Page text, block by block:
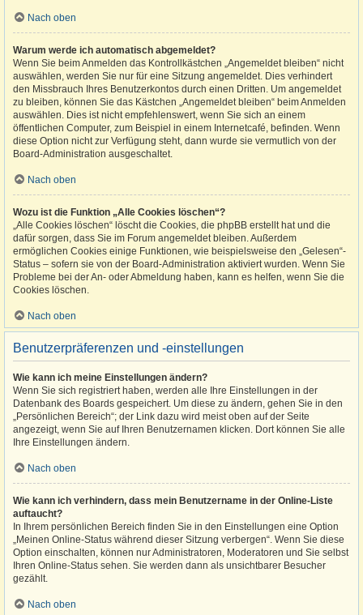
Nach oben
Warum werde ich automatisch abgemeldet?
Wenn Sie beim Anmelden das Kontrollkästchen „Angemeldet bleiben“ nicht
auswählen, werden Sie nur für eine Sitzung angemeldet. Dies verhindert
den Missbrauch Ihres Benutzerkontos durch einen Dritten. Um angemeldet
zu bleiben, können Sie das Kästchen „Angemeldet bleiben“ beim Anmelden
auswählen. Dies ist nicht empfehlenswert, wenn Sie sich an einem
öffentlichen Computer, zum Beispiel in einem Internetcafé, befinden. Wenn
diese Option nicht zur Verfügung steht, dann wurde sie vermutlich von der
Board-Administration ausgeschaltet.
Nach oben
Wozu ist die Funktion „Alle Cookies löschen“?
„Alle Cookies löschen“ löscht die Cookies, die phpBB erstellt hat und die
dafür sorgen, dass Sie im Forum angemeldet bleiben. Außerdem
ermöglichen Cookies einige Funktionen, wie beispielsweise den „Gelesen“-
Status – sofern sie von der Board-Administration aktiviert wurden. Wenn Sie
Probleme bei der An- oder Abmeldung haben, kann es helfen, wenn Sie die
Cookies löschen.
Nach oben
Benutzerpräferenzen und -einstellungen
Wie kann ich meine Einstellungen ändern?
Wenn Sie sich registriert haben, werden alle Ihre Einstellungen in der
Datenbank des Boards gespeichert. Um diese zu ändern, gehen Sie in den
„Persönlichen Bereich“; der Link dazu wird meist oben auf der Seite
angezeigt, wenn Sie auf Ihren Benutzernamen klicken. Dort können Sie alle
Ihre Einstellungen ändern.
Nach oben
Wie kann ich verhindern, dass mein Benutzername in der Online-Liste
auftaucht?
In Ihrem persönlichen Bereich finden Sie in den Einstellungen eine Option
„Meinen Online-Status während dieser Sitzung verbergen“. Wenn Sie diese
Option einschalten, können nur Administratoren, Moderatoren und Sie selbst
Ihren Online-Status sehen. Sie werden dann als unsichtbarer Besucher
gezählt.
Nach oben